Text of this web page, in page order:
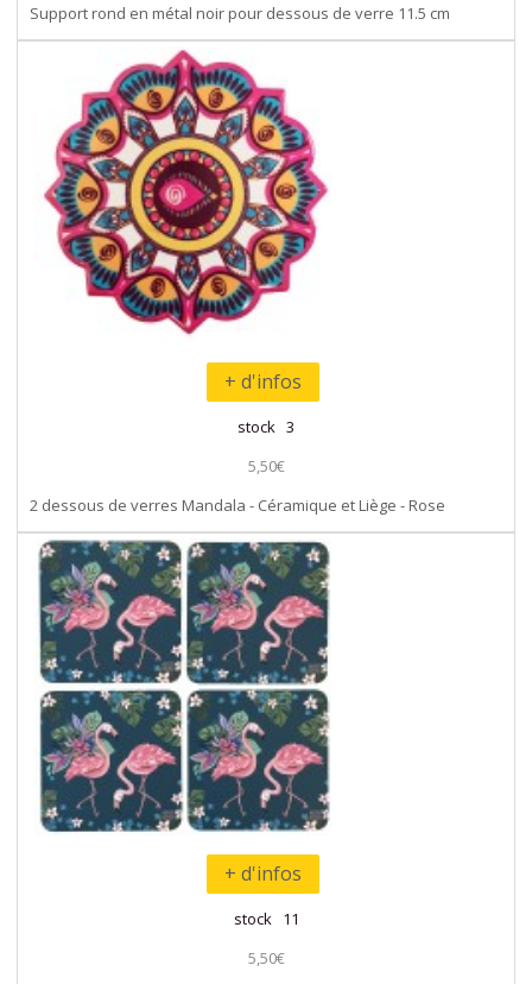
Support rond en métal noir pour dessous de verre 11.5 cm
+ d'infos
stock 3
5,50€
2 dessous de verres Mandala - Céramique et Liège - Rose
+ d'infos
stock 11
5,50€